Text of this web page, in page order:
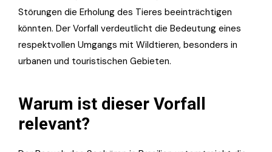
Störungen die Erholung des Tieres beeinträchtigen
könnten. Der Vorfall verdeutlicht die Bedeutung eines
respektvollen Umgangs mit Wildtieren, besonders in
urbanen und touristischen Gebieten.
Warum ist dieser Vorfall
relevant?